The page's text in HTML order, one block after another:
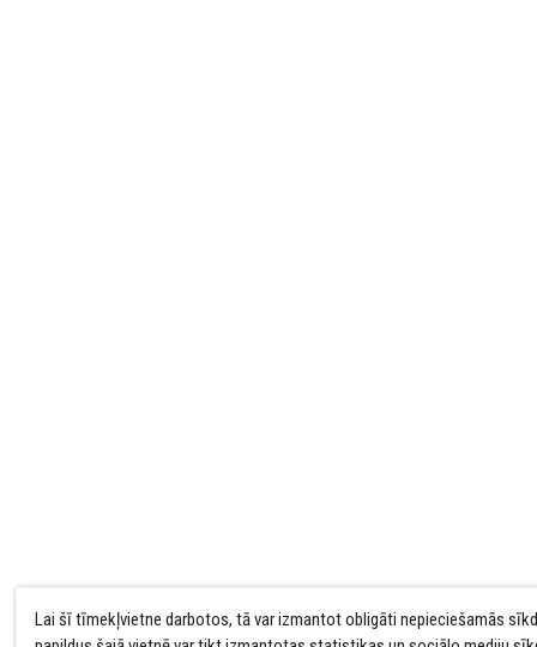
Lai šī tīmekļvietne darbotos, tā var izmantot obligāti nepieciešamās